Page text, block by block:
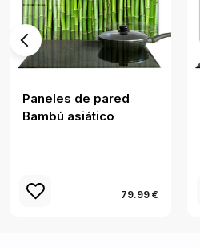
Paneles de pared
Bambú asiático
79.99 €